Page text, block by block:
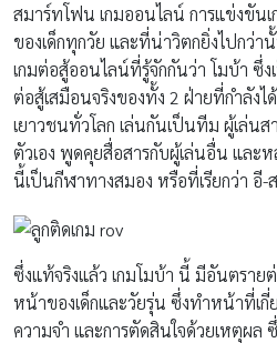
สมาร์ทโฟน เกมออนไลน์ การแข่งขัน
ของเด็กทุกวัย และที่น่าวิตกยิ่งไปกว่า
เกมต่อสู้ออนไลน์ที่รู้จักกันว่า โมบ้า ซึ่
ต่อสู้เสมือนจริงของทั้ง 2 ฝ่ายที่กำลัง
เยาวชนทั่วโลก เล่นกันเป็นทีม ผู้เล่น
ตัวเอง พูดคุยสื่อสารกับผู้เล่นอื่น และ
นี้เป็นกีฬาทางสมอง หรือที่เรียกว่า อี-
ซึ่งแท้จริงแล้ว เกมโมบ้า นี้ มีอันตรา
หน้าของเด็กและวัยรุ่น ซึ่งทำหน้าที่เกี่
ความจำ และการตัดสินใจด้วยเหตุผล